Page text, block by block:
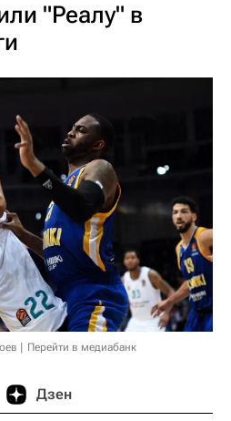
"Реалу" в
Перейти в медиабанк
Дзен